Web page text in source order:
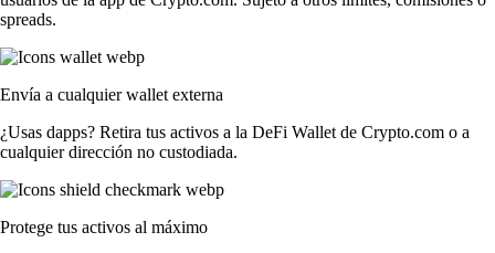
spreads.
Envía a cualquier wallet externa
¿Usas dapps? Retira tus activos a la DeFi Wallet de Crypto.com o a
cualquier dirección no custodiada.
Protege tus activos al máximo